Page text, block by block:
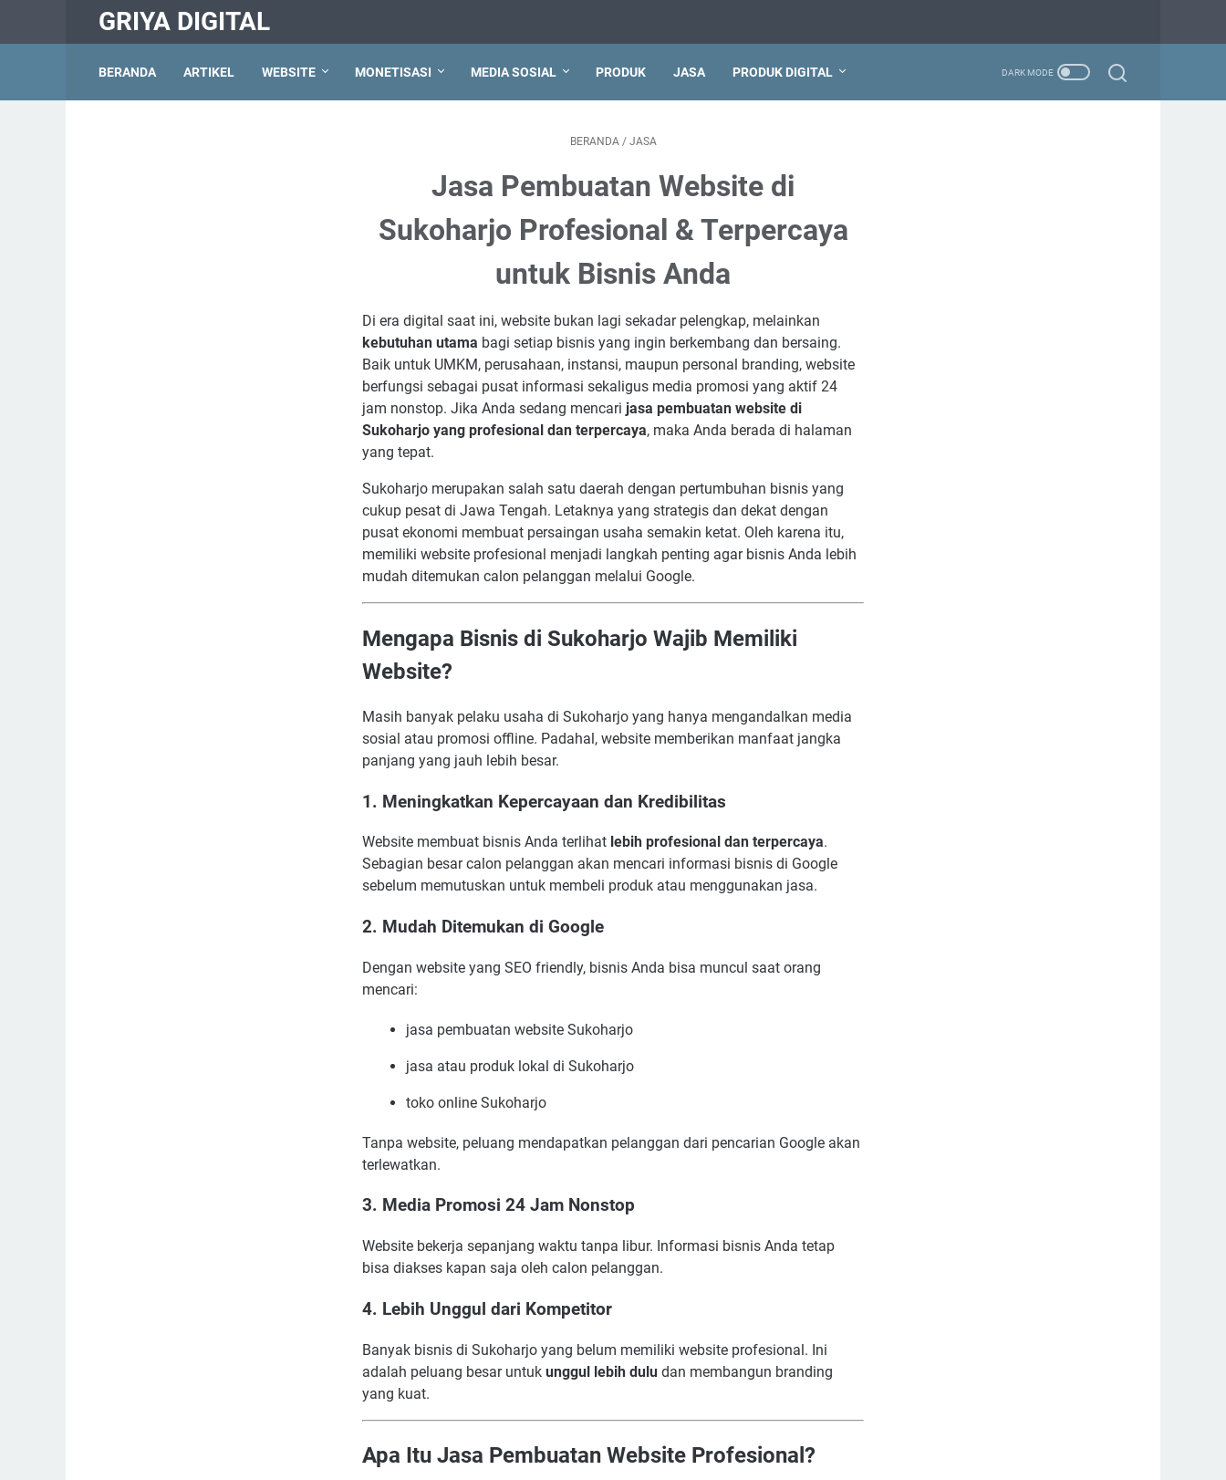
GRIYA DIGITAL
BERANDA ARTIKEL WEBSITE MONETISASI MEDIA SOSIAL PRODUK JASA PRODUK DIGITAL
BERANDA / JASA
Jasa Pembuatan Website di
Sukoharjo Profesional & Terpercaya
untuk Bisnis Anda
Di era digital saat ini, website bukan lagi sekadar pelengkap, melainkan
kebutuhan utama bagi setiap bisnis yang ingin berkembang dan bersaing.
Baik untuk UMKM, perusahaan, instansi, maupun personal branding, website
berfungsi sebagai pusat informasi sekaligus media promosi yang aktif 24
jam nonstop. Jika Anda sedang mencari jasa pembuatan website di
Sukoharjo yang profesional dan terpercaya, maka Anda berada di halaman
yang tepat.
Sukoharjo merupakan salah satu daerah dengan pertumbuhan bisnis yang
cukup pesat di Jawa Tengah. Letaknya yang strategis dan dekat dengan
pusat ekonomi membuat persaingan usaha semakin ketat. Oleh karena itu,
memiliki website profesional menjadi langkah penting agar bisnis Anda lebih
mudah ditemukan calon pelanggan melalui Google.
Mengapa Bisnis di Sukoharjo Wajib Memiliki
Website?
Masih banyak pelaku usaha di Sukoharjo yang hanya mengandalkan media
sosial atau promosi offline. Padahal, website memberikan manfaat jangka
panjang yang jauh lebih besar.
1. Meningkatkan Kepercayaan dan Kredibilitas
Website membuat bisnis Anda terlihat lebih profesional dan terpercaya.
Sebagian besar calon pelanggan akan mencari informasi bisnis di Google
sebelum memutuskan untuk membeli produk atau menggunakan jasa.
2. Mudah Ditemukan di Google
Dengan website yang SEO friendly, bisnis Anda bisa muncul saat orang
mencari:
jasa pembuatan website Sukoharjo
jasa atau produk lokal di Sukoharjo
toko online Sukoharjo
Tanpa website, peluang mendapatkan pelanggan dari pencarian Google akan
terlewatkan.
3. Media Promosi 24 Jam Nonstop
Website bekerja sepanjang waktu tanpa libur. Informasi bisnis Anda tetap
bisa diakses kapan saja oleh calon pelanggan.
4. Lebih Unggul dari Kompetitor
Banyak bisnis di Sukoharjo yang belum memiliki website profesional. Ini
adalah peluang besar untuk unggul lebih dulu dan membangun branding
yang kuat.
Apa Itu Jasa Pembuatan Website Profesional?